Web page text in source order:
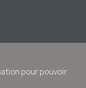
pour pouvoir